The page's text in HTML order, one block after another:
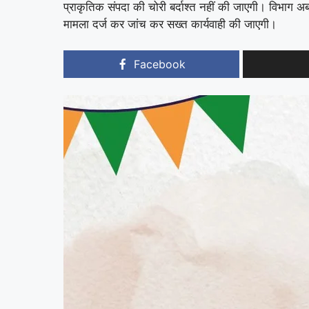
प्राकृतिक संपदा की चोरी बर्दाश्त नहीं की जाएगी।
मामला दर्ज कर जांच कर सख्त कार्यवाही की जाएगी।
Facebook